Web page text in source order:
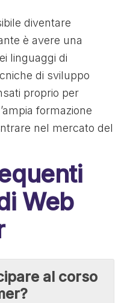
diventare
è avere una
linguaggi di
di sviluppo
proprio per
formazione
nel mercato del
Web
al corso